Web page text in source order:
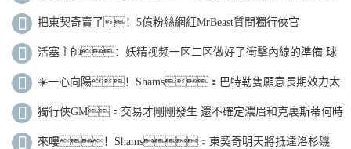
频一区二区的表現
把東契奇賣了！5億粉絲網紅MrBeast質問獨行俠官
方：我需要答案
活塞主帥：妖精视频一区二区做好了衝擊內線的準備 球
員成長顯著知道為何而戰
☀️一心向陽！Shams：巴特勒隻願意長期效力太
陽
獨行俠GM：交易才剛剛發生 還不確定濃眉和克裏斯蒂何時
上場比賽
來嘍！Shams：東契奇明天將抵達洛杉磯